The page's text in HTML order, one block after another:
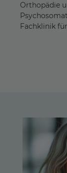
Orthopädie
Fachklinik